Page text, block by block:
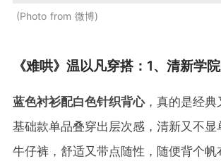
Photo from 微博
《难哄》温以凡穿搭：1、清新学
蓝色衬衫配白色针织背心，真的是经典
基础款单品叠穿出层次感，清新又不显
牛仔裤，舒适又带点随性，随便背个帆